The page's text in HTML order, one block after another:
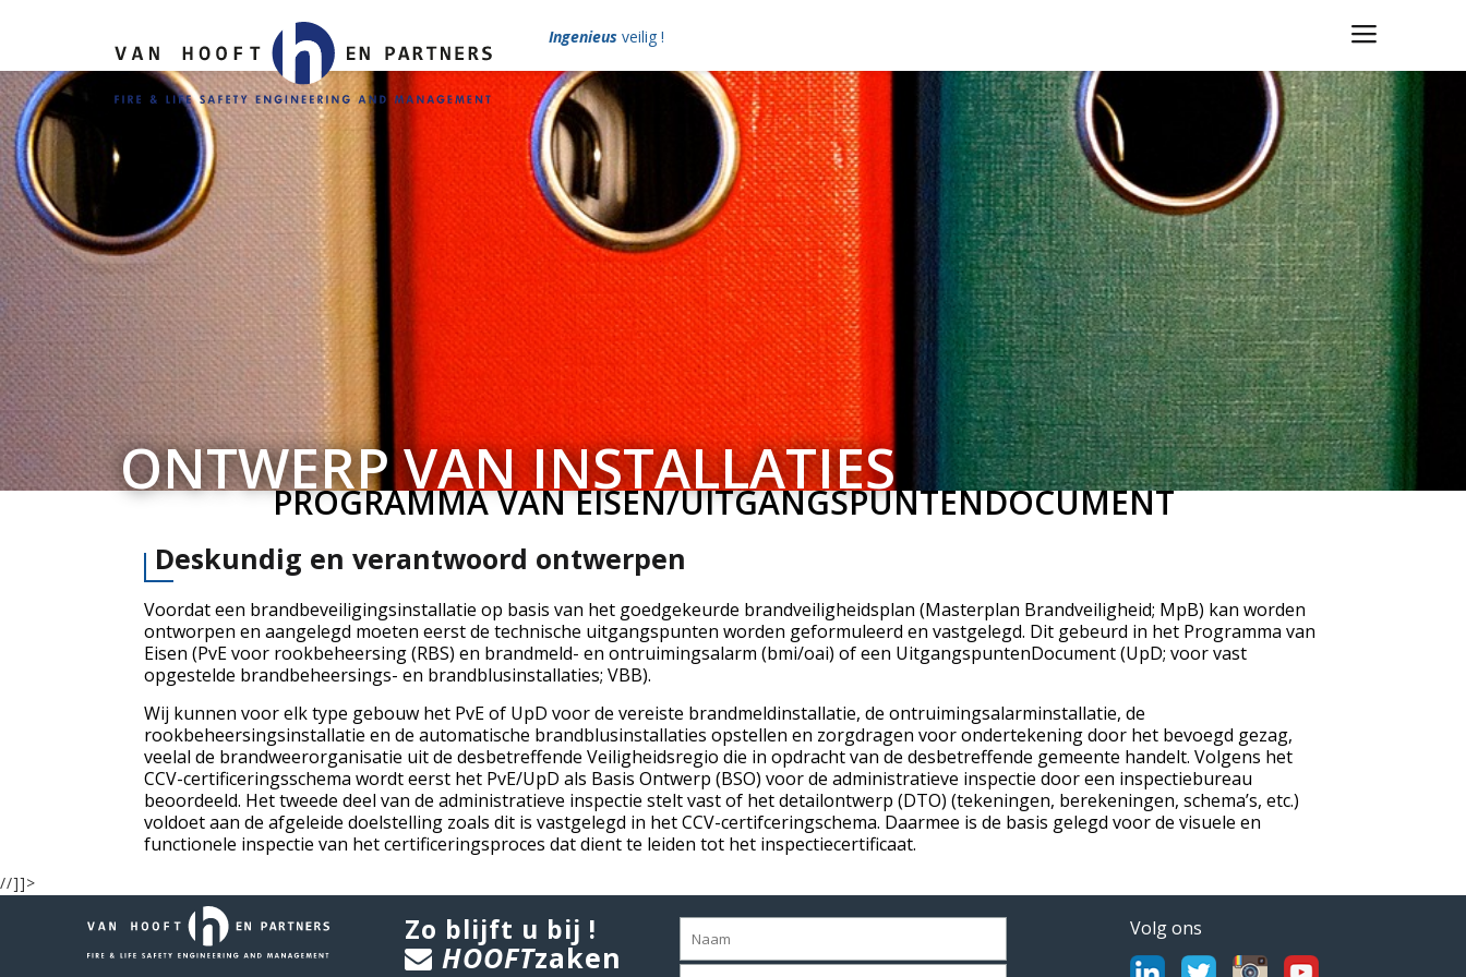
Ingenieus veilig !
ONTWERP VAN INSTALLATIES
PROGRAMMA VAN EISEN/UITGANGSPUNTENDOCUMENT
Deskundig en verantwoord ontwerpen
Voordat een brandbeveiligingsinstallatie op basis van het goedgekeurde brandveiligheidsplan (Masterplan Brandveiligheid; MpB) kan worden
ontworpen en aangelegd moeten eerst de technische uitgangspunten worden geformuleerd en vastgelegd. Dit gebeurd in het Programma van
Eisen (PvE voor rookbeheersing (RBS) en brandmeld- en ontruimingsalarm (bmi/oai) of een UitgangspuntenDocument (UpD; voor vast
opgestelde brandbeheersings- en brandblusinstallaties; VBB).
Wij kunnen voor elk type gebouw het PvE of UpD voor de vereiste brandmeldinstallatie, de ontruimingsalarminstallatie, de
rookbeheersingsinstallatie en de automatische brandblusinstallaties opstellen en zorgdragen voor ondertekening door het bevoegd gezag,
veelal de brandweerorganisatie uit de desbetreffende Veiligheidsregio die in opdracht van de desbetreffende gemeente handelt. Volgens het
CCV-certificeringsschema wordt eerst het PvE/UpD als Basis Ontwerp (BSO) voor de administratieve inspectie door een inspectiebureau
beoordeeld. Het tweede deel van de administratieve inspectie stelt vast of het detailontwerp (DTO) (tekeningen, berekeningen, schema’s, etc.)
voldoet aan de afgeleide doelstelling zoals dit is vastgelegd in het CCV-certifceringschema. Daarmee is de basis gelegd voor de visuele en
functionele inspectie van het certificeringsproces dat dient te leiden tot het inspectiecertificaat.
Zo blijft u bij !
HOOFTzaken
Volg ons
//]]>